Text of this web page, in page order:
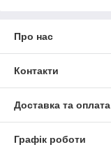
Про нас
Контакти
Доставка та оплата
Графік роботи